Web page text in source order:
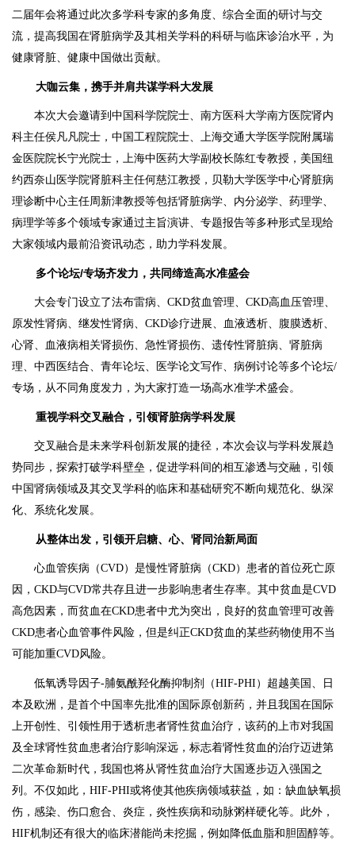
二届年会将通过此次多学科专家的多角度、综合全面的研讨与交
流，提高我国在肾脏病学及其相关学科的科研与临床诊治水平，为
健康肾脏、健康中国做出贡献。
大咖云集，携手并肩共谋学科大发展
本次大会邀请到中国科学院院士、南方医科大学南方医院肾内
科主任侯凡凡院士，中国工程院院士、上海交通大学医学院附属瑞
金医院院长宁光院士，上海中医药大学副校长陈红专教授，美国纽
约西奈山医学院肾脏科主任何慈江教授，贝勒大学医学中心肾脏病
理诊断中心主任周新津教授等包括肾脏病学、内分泌学、药理学、
病理学等多个领域专家通过主旨演讲、专题报告等多种形式呈现给
大家领域内最前沿资讯动态，助力学科发展。
多个论坛/专场齐发力，共同缔造高水准盛会
大会专门设立了法布雷病、CKD贫血管理、CKD高血压管理、
原发性肾病、继发性肾病、CKD诊疗进展、血液透析、腹膜透析、
心肾、血液病相关肾损伤、急性肾损伤、遗传性肾脏病、肾脏病
理、中西医结合、青年论坛、医学论文写作、病例讨论等多个论坛/
专场，从不同角度发力，为大家打造一场高水准学术盛会。
重视学科交叉融合，引领肾脏病学科发展
交叉融合是未来学科创新发展的捷径，本次会议与学科发展趋
势同步，探索打破学科壁垒，促进学科间的相互渗透与交融，引领
中国肾病领域及其交叉学科的临床和基础研究不断向规范化、纵深
化、系统化发展。
从整体出发，引领开启糖、心、肾同治新局面
心血管疾病（CVD）是慢性肾脏病（CKD）患者的首位死亡原
因，CKD与CVD常共存且进一步影响患者生存率。其中贫血是CVD
高危因素，而贫血在CKD患者中尤为突出，良好的贫血管理可改善
CKD患者心血管事件风险，但是纠正CKD贫血的某些药物使用不当
可能加重CVD风险。
低氧诱导因子-脯氨酰羟化酶抑制剂（HIF-PHI）超越美国、日
本及欧洲，是首个中国率先批准的国际原创新药，并且我国在国际
上开创性、引领性用于透析患者肾性贫血治疗，该药的上市对我国
及全球肾性贫血患者治疗影响深远，标志着肾性贫血的治疗迈进第
二次革命新时代，我国也将从肾性贫血治疗大国逐步迈入强国之
列。不仅如此，HIF-PHI或将使其他疾病领域获益，如：缺血缺氧损
伤，感染、伤口愈合、炎症，炎性疾病和动脉粥样硬化等。此外，
HIF机制还有很大的临床潜能尚未挖掘，例如降低血脂和胆固醇等。